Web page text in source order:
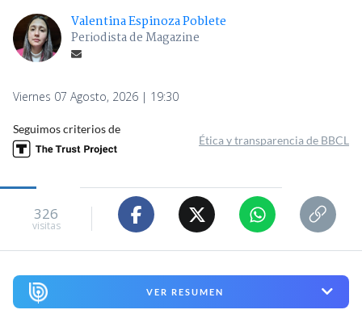
Valentina Espinoza Poblete
Periodista de Magazine
Viernes 07 Agosto, 2026 | 19:30
Seguimos criterios de
Ética y transparencia de BBCL
326
visitas
VER RESUMEN